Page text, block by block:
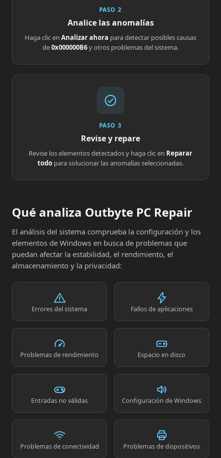
PASO 2
Analice las anomalías
Haga clic en Analizar ahora para detectar posibles causas
de0x000000B6y otros problemas del sistema.
PASO 3
Revise y repare
Revise los elementos detectados y haga clic en Reparar
todo para solucionar las anomalías seleccionadas.
Qué analiza Outbyte PC Repair
El análisis del sistema comprueba la configuración y los
elementos de Windows en busca de problemas que
puedan afectar la estabilidad, el rendimiento, el
almacenamiento y la privacidad:
Errores del sistema Fallos de aplicaciones
Problemas de rendimiento Espacio en disco
Entradas no válidas Configuración de Windows
Problemas de conectividad Problemas de dispositivos